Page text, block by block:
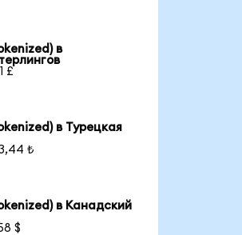
в
£
в Турецкая
₺
в Канадский
$